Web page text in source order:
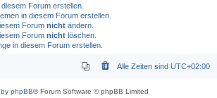
Forum erstellen.
in diesem Forum erstellen.
Forum nicht ändern.
Forum nicht löschen.
in diesem Forum erstellen.
Alle Zeiten sind UTC+02:00
phpBB® Forum Software © phpBB Limited